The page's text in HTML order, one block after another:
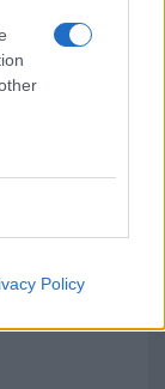
Policy
news